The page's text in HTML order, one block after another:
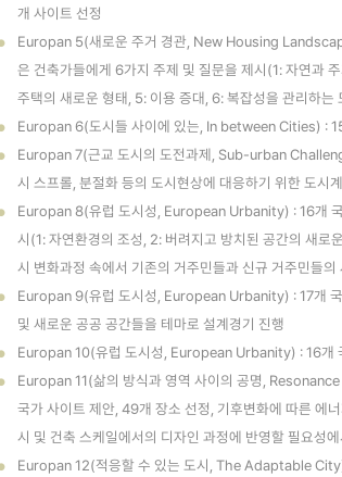
개 사이트 선정
Europan 5(새로운 주거 경관, New Housing
은 건축가들에게 6가지 주제 및 질문을 제시(1: 자연과
주택의 새로운 형태, 5: 이용 증대, 6: 복잡성을 관리하는
Europan 6(도시들 사이에 있는, In between Cities) :
Europan 7(근교 도시의 도전과제, Sub-urban
시 스프롤, 분절화 등의 도시현상에 대응하기 위한 도시
Europan 8(유럽 도시성, European Urbanity) : 16개
시(1: 자연환경의 조성, 2: 버려지고 방치된 공간의 새로
시 변화과정 속에서 기존의 거주민들과 신규 거주민들의
Europan 9(유럽 도시성, European Urbanity) : 17개
및 새로운 공공 공간들을 테마로 설계경기 진행
Europan 10(유럽 도시성, European Urbanity) : 16개
Europan 11(삶의 방식과 영역 사이의 공명,
국가 사이트 제안, 49개 장소 선정, 기후변화에 따른 에
시 및 건축 스케일에서의 디자인 과정에 반영할 필요성
Europan 12(적응할 수 있는 도시, The Adaptable